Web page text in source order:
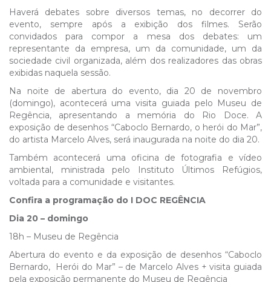
Haverá debates sobre diversos temas, no decorrer do
evento, sempre após a exibição dos filmes. Serão
convidados para compor a mesa dos debates: um
representante da empresa, um da comunidade, um da
sociedade civil organizada, além dos realizadores das obras
exibidas naquela sessão.
Na noite de abertura do evento, dia 20 de novembro
(domingo), acontecerá uma visita guiada pelo Museu de
Regência, apresentando a memória do Rio Doce. A
exposição de desenhos “Caboclo Bernardo, o herói do Mar”,
do artista Marcelo Alves, será inaugurada na noite do dia 20.
Também acontecerá uma oficina de fotografia e vídeo
ambiental, ministrada pelo Instituto Últimos Refúgios,
voltada para a comunidade e visitantes.
Confira a programação do I DOC REGÊNCIA
Dia 20 – domingo
18h – Museu de Regência
Abertura do evento e da exposição de desenhos “Caboclo
Bernardo, Herói do Mar” – de Marcelo Alves + visita guiada
pela exposição permanente do Museu de Regência